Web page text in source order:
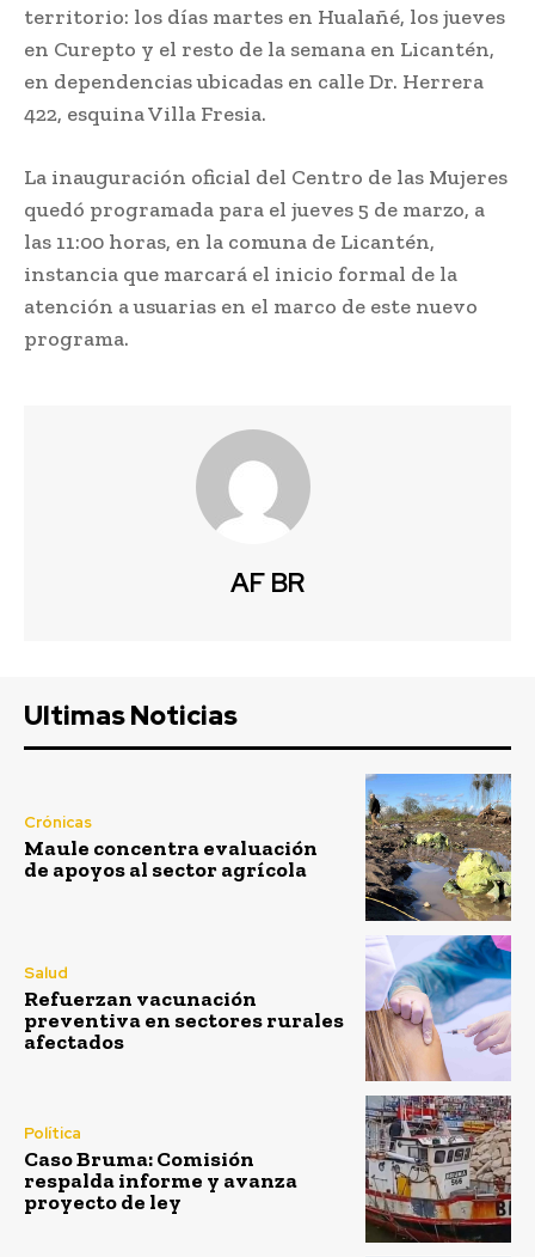
territorio: los días martes en Hualañé, los jueves
en Curepto y el resto de la semana en Licantén,
en dependencias ubicadas en calle Dr. Herrera
422, esquina Villa Fresia.
La inauguración oficial del Centro de las Mujeres
quedó programada para el jueves 5 de marzo, a
las 11:00 horas, en la comuna de Licantén,
instancia que marcará el inicio formal de la
atención a usuarias en el marco de este nuevo
programa.
AF BR
Ultimas Noticias
Crónicas
Maule concentra evaluación
de apoyos al sector agrícola
Salud
Refuerzan vacunación
preventiva en sectores rurales
afectados
Política
Caso Bruma: Comisión
respalda informe y avanza
proyecto de ley